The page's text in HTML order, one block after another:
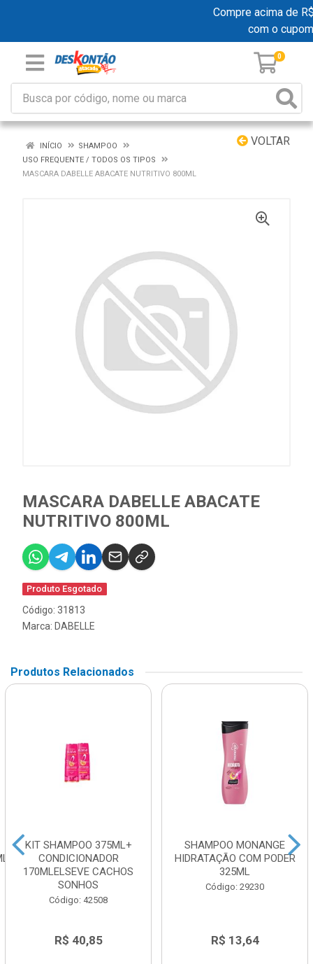
Compre acima de
com o
0
VOLTAR
INÍCIO
SHAMPOO
USO FREQUENTE / TODOS OS TIPOS
MASCARA DABELLE ABACATE NUTRITIVO 800ML
MASCARA DABELLE ABACATE
NUTRITIVO 800ML
Produto Esgotado
Código: 31813
Marca: DABELLE
Produtos Relacionados
KIT SHAMPOO 375ML+
CONDICIONADOR
170MLELSEVE CACHOS
SONHOS
Código: 42508
R$ 40,85
SHAMPOO MONANGE
HIDRATAÇÃO COM PODER
325ML
Código: 29230
R$ 13,64